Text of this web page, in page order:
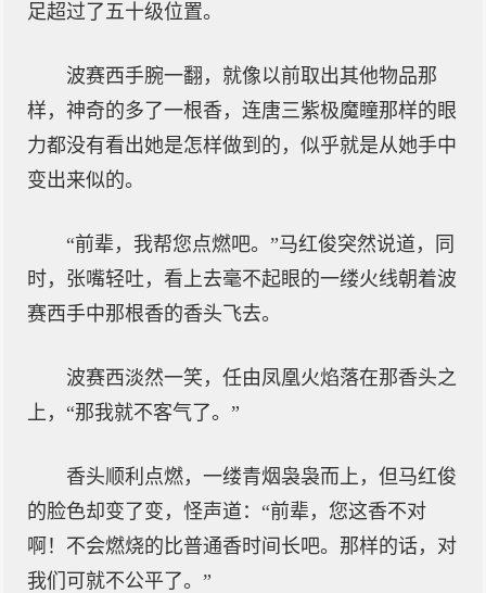
足超过了五十级位置。
波赛西手腕一翻，就像以前取出其他物品那
样，神奇的多了一根香，连唐三紫极魔瞳那样的眼
力都没有看出她是怎样做到的，似乎就是从她手中
变出来似的。
“前辈，我帮您点燃吧。”马红俊突然说道，同
时，张嘴轻吐，看上去毫不起眼的一缕火线朝着波
赛西手中那根香的香头飞去。
波赛西淡然一笑，任由凤凰火焰落在那香头之
上，“那我就不客气了。”
香头顺利点燃，一缕青烟袅袅而上，但马红俊
的脸色却变了变，怪声道：“前辈，您这香不对
啊！不会燃烧的比普通香时间长吧。那样的话，对
我们可就不公平了。”